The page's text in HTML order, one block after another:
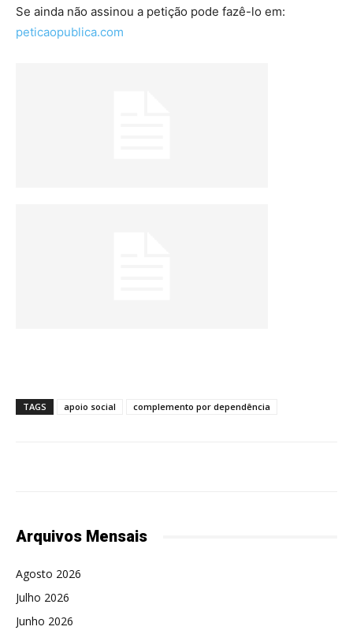
Se ainda não assinou a petição pode fazê-lo em:
peticaopublica.com
TAGS apoio social complemento por dependência
Arquivos Mensais
Agosto 2026
Julho 2026
Junho 2026